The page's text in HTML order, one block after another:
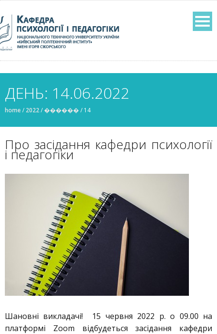
ДЕНЬ: 14.06.2022
home/ 2022/������/ 14
Про засідання кафедри психології
і педагогіки
Шановні викладачі! 15 червня 2022 р. о 09.00 на
платформі Zoom відбудеться засідання кафедри